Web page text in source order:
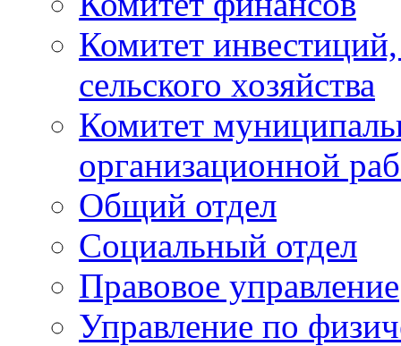
Комитет
сельского хозяйства
Комитет
организационной
Общий отдел
Социальный отдел
Правовое управление
Управление по